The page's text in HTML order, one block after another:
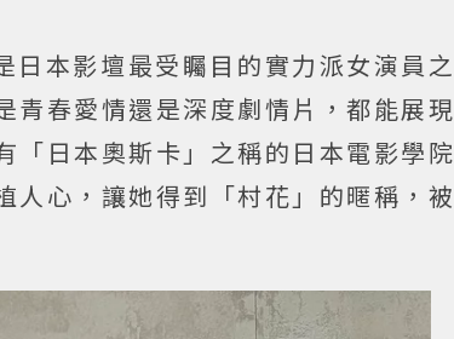
日本影壇最受矚目的實力派女演員之
青春愛情還是深度劇情片，都能展現
「日本奧斯卡」之稱的日本電影學院
人心，讓她得到「村花」的暱稱，被